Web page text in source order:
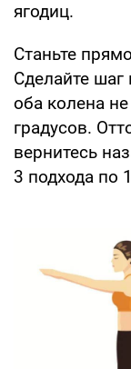
ягодиц.
Станьте
Сделайте шаг
оба колена
градусов.
вернитесь
3 подхода по